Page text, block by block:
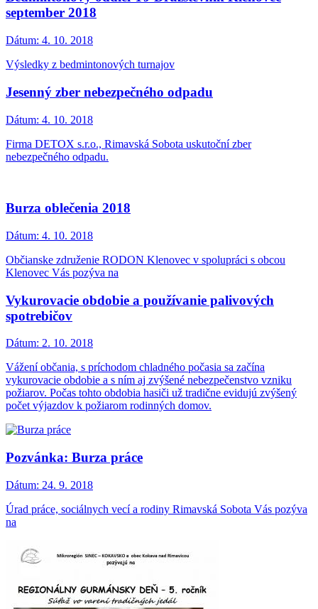
september 2018
Dátum: 4. 10. 2018
Výsledky z bedmintonových turnajov
Jesenný zber nebezpečného odpadu
Dátum: 4. 10. 2018
Firma DETOX s.r.o., Rimavská Sobota uskutoční zber
nebezpečného odpadu.
Burza oblečenia 2018
Dátum: 4. 10. 2018
Občianske združenie RODON Klenovec v spolupráci s obcou
Klenovec Vás pozýva na
Vykurovacie obdobie a používanie palivových
spotrebičov
Dátum: 2. 10. 2018
Vážení občania, s príchodom chladného počasia sa začína
vykurovacie obdobie a s ním aj zvýšené nebezpečenstvo vzniku
požiarov. Počas tohto obdobia hasiči už tradične evidujú zvýšený
počet výjazdov k požiarom rodinných domov.
Pozvánka: Burza práce
Dátum: 24. 9. 2018
Úrad práce, sociálnych vecí a rodiny Rimavská Sobota Vás pozýva
na